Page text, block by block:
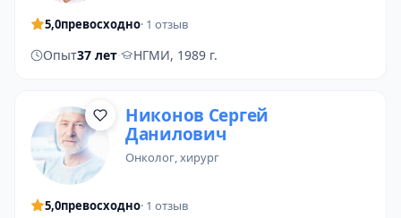
5,0превосходно· 1 отзыв
Опыт37 лет· НГМИ, 1989 г.
Никонов Сергей
Данилович
онколог, хирург
5,0превосходно· 1 отзыв